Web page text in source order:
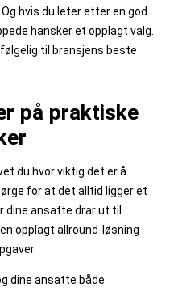
hvis du leter etter en god
hansker et opplagt valg.
til bransjens beste
på praktiske
du hvor viktig det er å
for at det alltid ligger et
dine ansatte drar ut til
opplagt allround-løsning
dine ansatte både: